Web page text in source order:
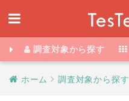
調査対象から探す
ホーム 調査対象から探す